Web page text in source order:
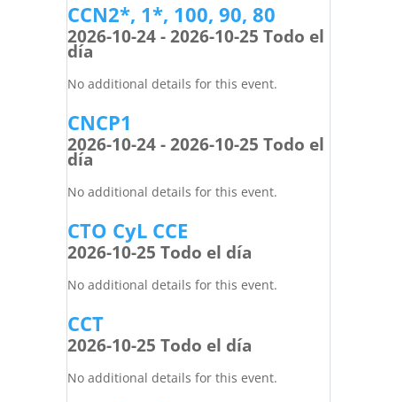
CCN2*, 1*, 100, 90, 80
2026-10-24 - 2026-10-25 Todo el
día
No additional details for this event.
CNCP1
2026-10-24 - 2026-10-25 Todo el
día
No additional details for this event.
CTO CyL CCE
2026-10-25 Todo el día
No additional details for this event.
CCT
2026-10-25 Todo el día
No additional details for this event.